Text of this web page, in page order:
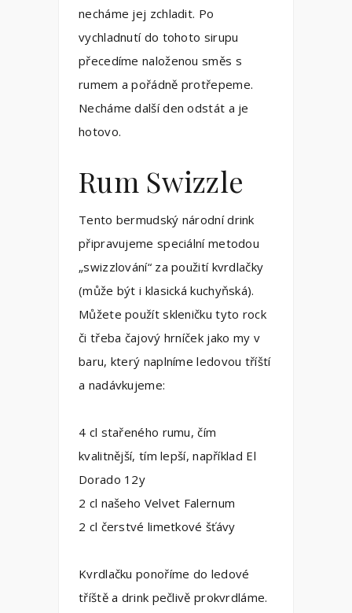
necháme jej zchladit. Po
vychladnutí do tohoto sirupu
přecedíme naloženou směs s
rumem a pořádně protřepeme.
Necháme další den odstát a je
hotovo.
Rum Swizzle
Tento bermudský národní drink
připravujeme speciální metodou
„swizzlování“ za použití kvrdlačky
(může být i klasická kuchyňská).
Můžete použít skleničku tyto rock
či třeba čajový hrníček jako my v
baru, který naplníme ledovou tříští
a nadávkujeme:
4 cl stařeného rumu, čím
kvalitnější, tím lepší, například El
Dorado 12y
2 cl našeho Velvet Falernum
2 cl čerstvé limetkové šťávy
Kvrdlačku ponoříme do ledové
tříště a drink pečlivě prokvrdláme.